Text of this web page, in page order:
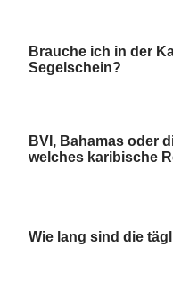
Brauche ich in der
Segelschein?
BVI, Bahamas oder
welches karibische
Wie lang sind die